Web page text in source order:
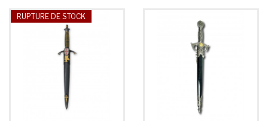
RUPTURE DE STOCK